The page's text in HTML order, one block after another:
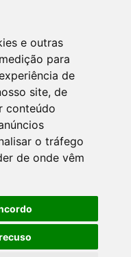
e outras
para
de
site, de
conteúdo
o tráfego
de onde vêm